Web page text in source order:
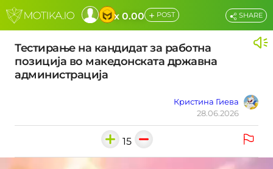
x 0.00 + POST
Тестирање на кандидат за работна
позиција во македонската државна
администрација
Кристина Гиева
28.06.2026
SHARE
15